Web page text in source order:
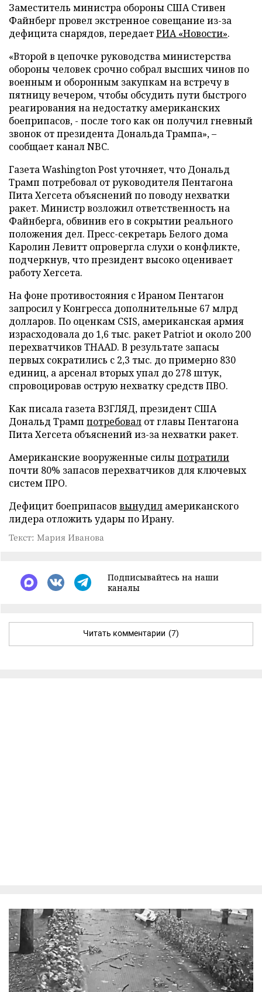
Заместитель министра обороны США Стивен
Файнберг провел экстренное совещание из-за
дефицита снарядов, передаетРИА «Новости».
«Второй в цепочке руководства министерства
обороны человек срочно собрал высших чинов по
военным и оборонным закупкам на встречу в
пятницу вечером, чтобы обсудить пути быстрого
реагирования на недостатку американских
боеприпасов, - после того как он получил гневный
звонок от президента Дональда Трампа», –
сообщает канал NBC.
Газета Washington Post уточняет, что Дональд
Трамп потребовал от руководителя Пентагона
Пита Хегсета объяснений по поводу нехватки
ракет. Министр возложил ответственность на
Файнберга, обвинив его в сокрытии реального
положения дел. Пресс-секретарь Белого дома
Каролин Левитт опровергла слухи о конфликте,
подчеркнув, что президент высоко оценивает
работу Хегсета.
На фоне противостояния с Ираном Пентагон
запросил у Конгресса дополнительные 67 млрд
долларов. По оценкам CSIS, американская армия
израсходовала до 1,6 тыс. ракет Patriot и около 200
перехватчиков THAAD. В результате запасы
первых сократились с 2,3 тыс. до примерно 830
единиц, а арсенал вторых упал до 278 штук,
спровоцировав острую нехватку средств ПВО.
Как писала газета ВЗГЛЯД, президент США
Дональд Трамп потребовал от главы Пентагона
Пита Хегсета объяснений из-за нехватки ракет.
Американские вооруженные силыпотратили
почти 80% запасов перехватчиков для ключевых
систем ПРО.
Дефицит боеприпасов вынудил американского
лидера отложить удары по Ирану.
Текст: Мария Иванова
Подписывайтесь на наши
каналы
Читать комментарии (7)